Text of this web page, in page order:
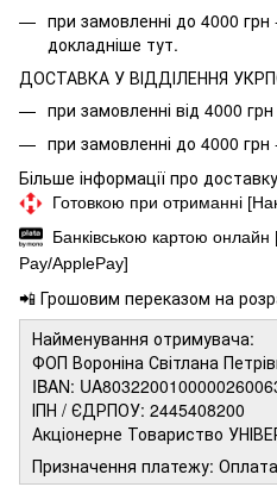
при замовленні до 4000
докладніше тут.
ДОСТАВКА У ВІДДІЛЕННЯ
при замовленні від 4000
при замовленні до 4000
Більше інформації про доставку
Готовкою при отриманні
Банківською картою
Pay/ApplePay]
📲 Грошовим переказом на
Найменування отримувача:
ФОП Вороніна Світлана
IBAN:
ІПН / ЄДРПОУ: 2445408200
Акціонерне Товариство
Призначення платежу: